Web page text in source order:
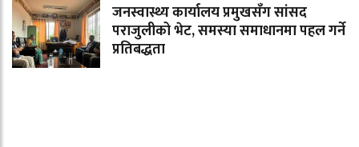
जनस्वास्थ्य कार्यालय प्रमुखसँग सांसद
पराजुलीको भेट, समस्या समाधानमा पहल गर्ने
प्रतिबद्धता